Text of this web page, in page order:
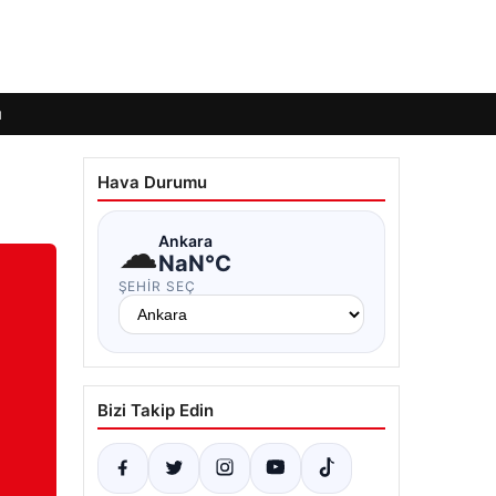
Hava Durumu
☁Ankara
NaN°C
ŞEHIR SEÇ
Bizi Takip Edin